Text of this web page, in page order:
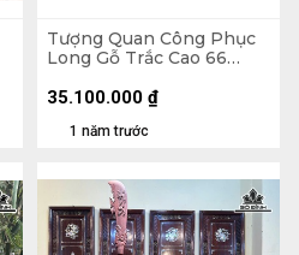
Tượng Quan Công Phục
Long Gỗ Trắc Cao 66
1 năm trước
35.100.000 ₫